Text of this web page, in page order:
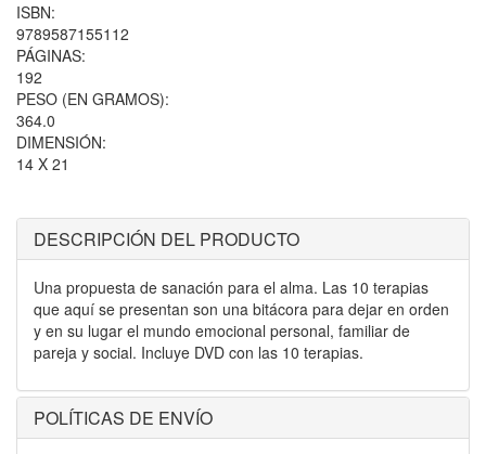
ISBN:
9789587155112
PÁGINAS:
192
PESO (EN GRAMOS):
364.0
DIMENSIÓN:
14 X 21
DESCRIPCIÓN DEL PRODUCTO
Una propuesta de sanación para el alma. Las 10 terapias
que aquí se presentan son una bitácora para dejar en orden
y en su lugar el mundo emocional personal, familiar de
pareja y social. Incluye DVD con las 10 terapias.
POLÍTICAS DE ENVÍO